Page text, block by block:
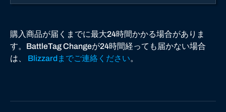
ー
購入商品が届くまでに最大24時間かかる場合がありま
す。BattleTag Changeが24時間経っても届かない場合
は、 Blizzardまでご連絡ください。